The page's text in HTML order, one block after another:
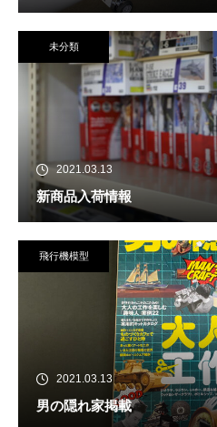
未分類
2021.03.13
新商品入荷情報
飛行機模型
2021.03.13
男の隠れ家掲載